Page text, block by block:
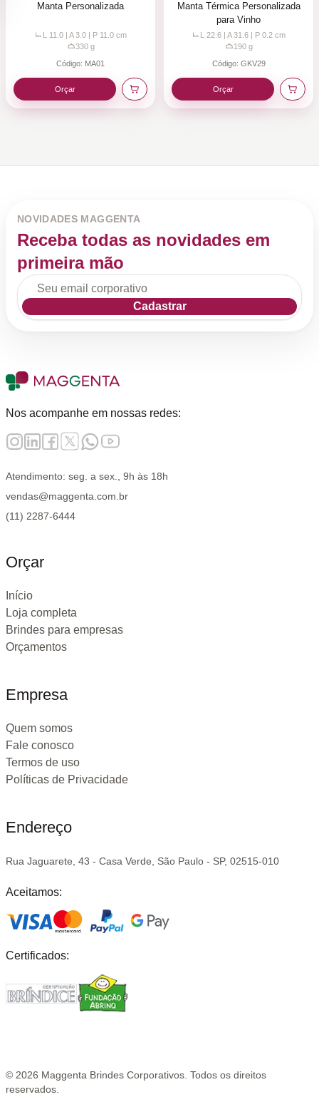
Manta Personalizada
L 11.0 | A 3.0 | P 11.0 cm
330g
Código: MA01
Orçar
Manta Térmica Personalizada
para Vinho
L 22.6 | A 31.6 | P 0.2 cm
190g
Código: GKV29
Orçar
NOVIDADES MAGGENTA
Receba todas as novidades em
primeira mão
Cadastrar
Nos acompanhe em nossas redes:
Atendimento: seg. a sex., 9h às 18h
vendas@maggenta.com.br
(11) 2287-6444
Orçar
Início
Loja completa
Brindes para empresas
Orçamentos
Empresa
Quem somos
Fale conosco
Termos de uso
Políticas de Privacidade
Endereço
Rua Jaguarete, 43 - Casa Verde, São Paulo - SP, 02515-010
Aceitamos:
Certificados:
© 2026 Maggenta Brindes Corporativos. Todos os direitos
reservados.